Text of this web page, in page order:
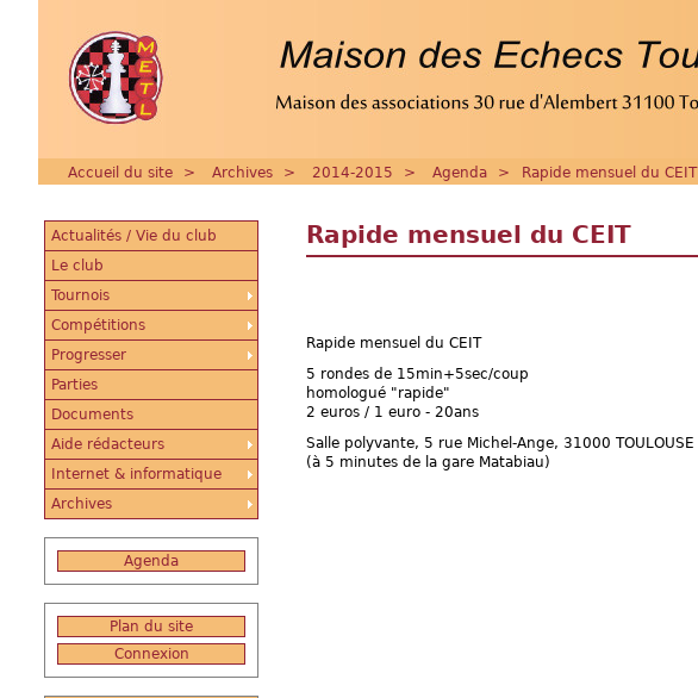
Accueil du site > Archives > 2014-2015 > Agenda > Rapide mensuel du CEIT
Rapide mensuel du CEIT
Rapide mensuel du CEIT
5 rondes de 15min+5sec/coup
homologué "rapide"
2 euros / 1 euro - 20ans
Salle polyvante, 5 rue Michel-Ange, 31000 TOULOUSE
(à 5 minutes de la gare Matabiau)
Actualités / Vie du club
Le club
Tournois
Compétitions
Progresser
Parties
Documents
Aide rédacteurs
Internet & informatique
Archives
Agenda
Plan du site
Connexion